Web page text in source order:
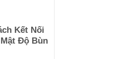
Kết Nối
Độ Bùn